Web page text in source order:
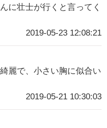
に壮士が行くと言ってく
2019-05-23 12:08:21
麗で、小さい胸に似合い
2019-05-21 10:30:03